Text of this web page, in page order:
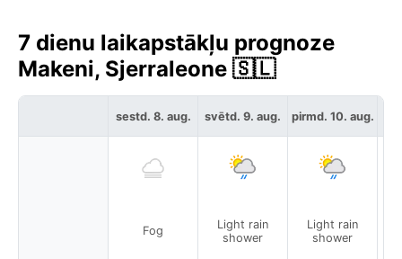
7 dienu laikapstākļu prognoze
Makeni, Sjerraleone 🇸🇱
sestd. 8. aug.
Fog
svētd. 9. aug.
Light rain
shower
pirmd. 10. aug.
Light rain
shower